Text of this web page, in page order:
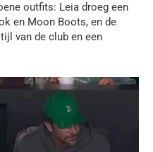
outfits: Leia droeg een
en Moon Boots, en de
van de club en een